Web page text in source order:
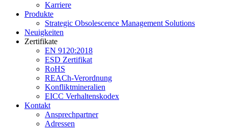
Karriere
Produkte
Strategic Obsolescence Management Solutions
Neuigkeiten
Zertifikate
EN 9120:2018
ESD Zertifikat
RoHS
REACh-Verordnung
Konfliktmineralien
EICC Verhaltenskodex
Kontakt
Ansprechpartner
Adressen